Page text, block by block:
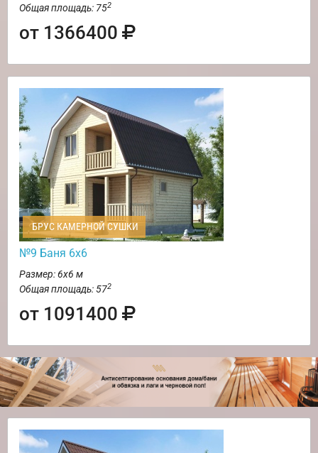
Общая площадь: 752
от 1366400
БРУС КАМЕРНОЙ СУШКИ
№9 Баня 6х6
Размер: 6х6 м
Общая площадь: 572
от 1091400